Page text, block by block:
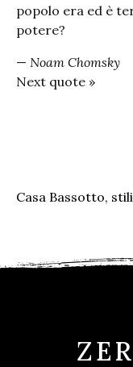
popolo era ed è
potere?
— Noam Chomsky
Next quote »
Casa Bassotto,